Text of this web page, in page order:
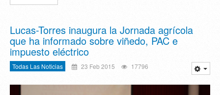
Lucas-Torres inaugura la Jornada agrícola
que ha informado sobre viñedo, PAC e
impuesto eléctrico
Todas Las Noticias 23 Feb 2015 17796